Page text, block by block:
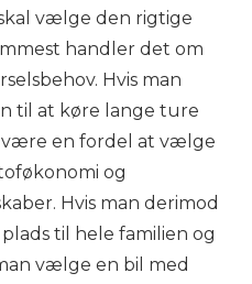
vælge den rigtige
handler det om
Hvis man
til at køre lange ture
være en fordel at vælge
og
Hvis man derimod
til hele familien og
vælge en bil med